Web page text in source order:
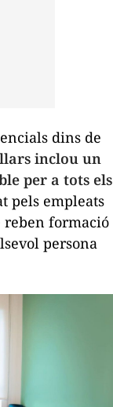
dins de
inclou un
per a tots els
pels empleats
reben formació
persona